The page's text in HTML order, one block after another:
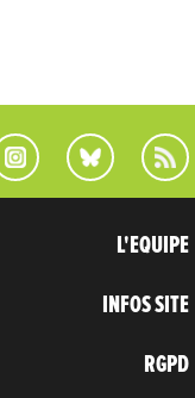
L'EQUIPE
INFOS SITE
RGPD